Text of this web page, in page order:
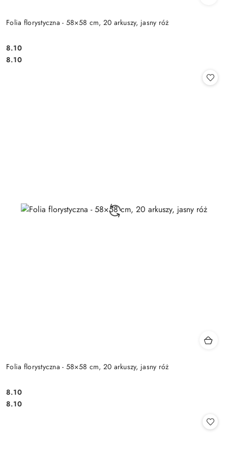
Folia florystyczna - 58×58 cm, 20 arkuszy, jasny róż
Cena:
8.10
Cena:
8.10
Folia florystyczna - 58×58 cm, 20 arkuszy, jasny róż
Cena:
8.10
Cena:
8.10